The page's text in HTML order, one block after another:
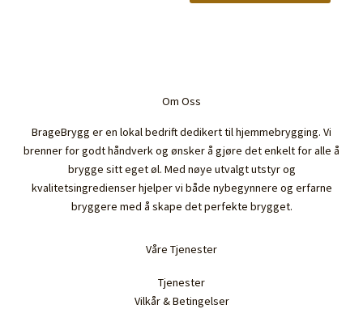
Om Oss
BrageBrygg er en lokal bedrift dedikert til hjemmebrygging. Vi
brenner for godt håndverk og ønsker å gjøre det enkelt for alle å
brygge sitt eget øl. Med nøye utvalgt utstyr og
kvalitetsingredienser hjelper vi både nybegynnere og erfarne
bryggere med å skape det perfekte brygget.
Våre Tjenester
Tjenester
Vilkår & Betingelser